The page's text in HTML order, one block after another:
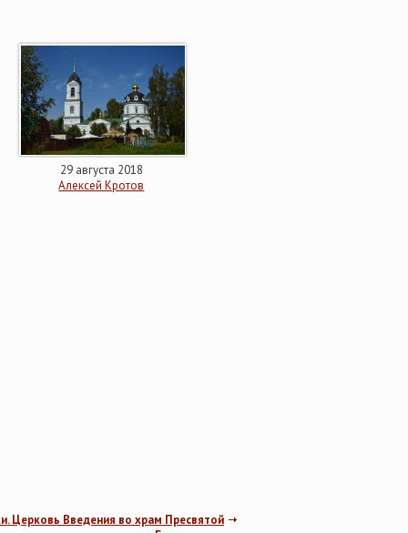
29 августа 2018
Алексей Кротов
Церковь Введения во храм Пресвятой